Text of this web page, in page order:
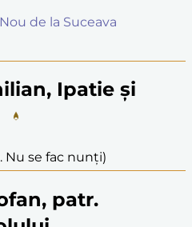
de la Suceava
Ipatie și
Nu se fac nunți)
patr.